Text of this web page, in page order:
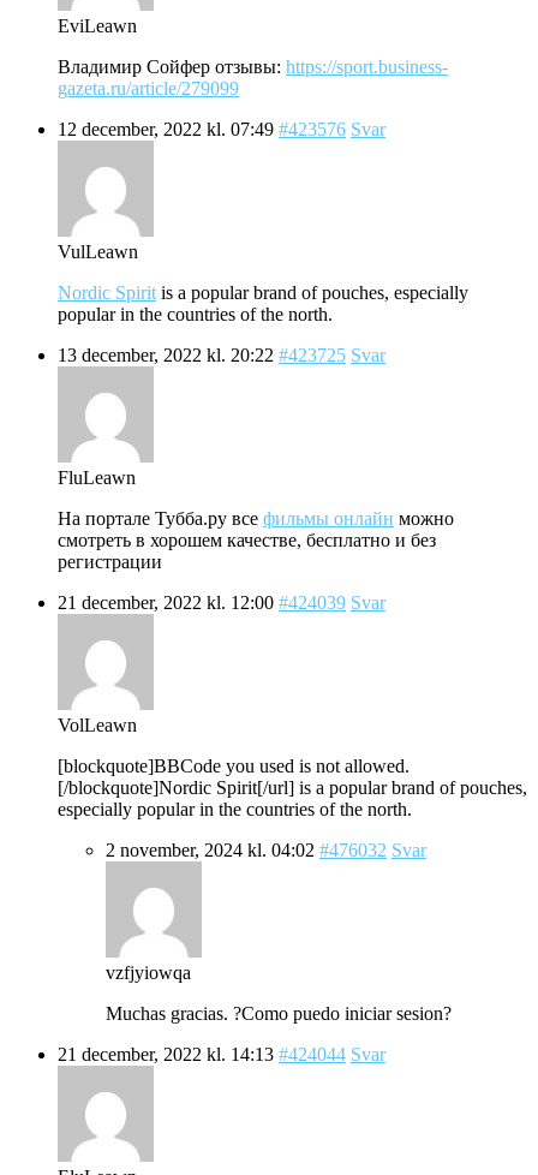
EviLeawn
Владимир Сойфер отзывы: https://sport.business-
gazeta.ru/article/279099
12 december, 2022 kl. 07:49 #423576 Svar
VulLeawn
Nordic Spirit is a popular brand of pouches, especially
popular in the countries of the north.
13 december, 2022 kl. 20:22 #423725 Svar
FluLeawn
На портале Тубба.ру все фильмы онлайн можно
смотреть в хорошем качестве, бесплатно и без
регистрации
21 december, 2022 kl. 12:00 #424039 Svar
VolLeawn
[blockquote]BBCode you used is not allowed.
[/blockquote]Nordic Spirit[/url] is a popular brand of pouches,
especially popular in the countries of the north.
2 november, 2024 kl. 04:02 #476032 Svar
vzfjyiowqa
Muchas gracias. ?Como puedo iniciar sesion?
21 december, 2022 kl. 14:13 #424044 Svar